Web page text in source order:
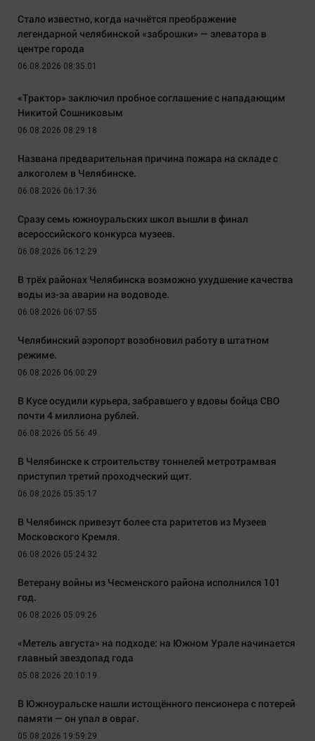
Стало известно, когда начнётся преображение
легендарной челябинской «заброшки» — элеватора в
центре города
06.08.2026 08:35:01
«Трактор» заключил пробное соглашение с нападающим
Никитой Сошниковым
06.08.2026 08:29:18
Названа предварительная причина пожара на складе с
алкоголем в Челябинске.
06.08.2026 06:17:36
Сразу семь южноуральских школ вышли в финал
всероссийского конкурса музеев.
06.08.2026 06:12:29
В трёх районах Челябинска возможно ухудшение качества
воды из-за аварии на водоводе.
06.08.2026 06:07:55
Челябинский аэропорт возобновил работу в штатном
режиме.
06.08.2026 06:00:29
В Кусе осудили курьера, забравшего у вдовы бойца СВО
почти 4 миллиона рублей.
06.08.2026 05:56:49
В Челябинске к строительству тоннелей метротрамвая
приступил третий проходческий щит.
06.08.2026 05:35:17
В Челябинск привезут более ста раритетов из Музеев
Московского Кремля.
06.08.2026 05:24:32
Ветерану войны из Чесменского района исполнился 101
год.
06.08.2026 05:09:26
«Метель августа» на подходе: на Южном Урале начинается
главный звездопад года
05.08.2026 20:10:19
В Южноуральске нашли истощённого пенсионера с потерей
памяти — он упал в овраг.
05.08.2026 19:59:29